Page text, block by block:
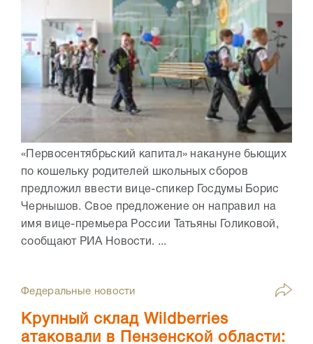
«Первосентябрьский капитал» накануне бьющих
по кошельку родителей школьных сборов
предложил ввести вице-спикер Госдумы Борис
Чернышов. Свое предложение он направил на
имя вице-премьера России Татьяны Голиковой,
сообщают РИА Новости. ...
Федеральные новости
Крупный склад Wildberries
атаковали в Пензенской области: